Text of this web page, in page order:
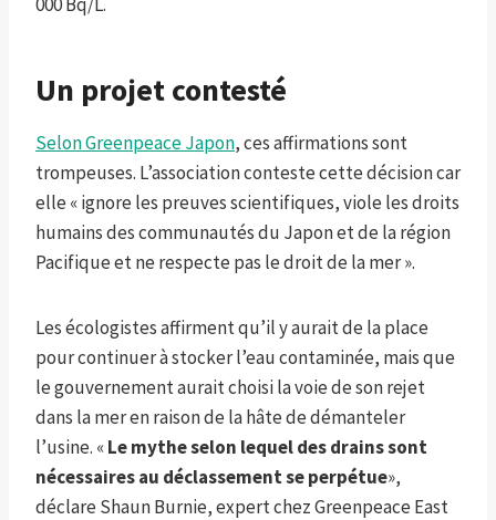
Un projet contesté
Selon Greenpeace Japon, ces affirmations sont
trompeuses. L’association conteste cette décision car
elle « ignore les preuves scientifiques, viole les droits
humains des communautés du Japon et de la région
Pacifique et ne respecte pas le droit de la mer ».
Les écologistes affirment qu’il y aurait de la place
pour continuer à stocker l’eau contaminée, mais que
le gouvernement aurait choisi la voie de son rejet
dans la mer en raison de la hâte de démanteler
l’usine. «Le mythe selon lequel des drains sont
nécessaires au déclassement se perpétue»,
déclare Shaun Burnie, expert chez Greenpeace East